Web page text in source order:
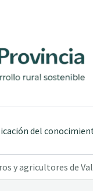
del
y agricultores de